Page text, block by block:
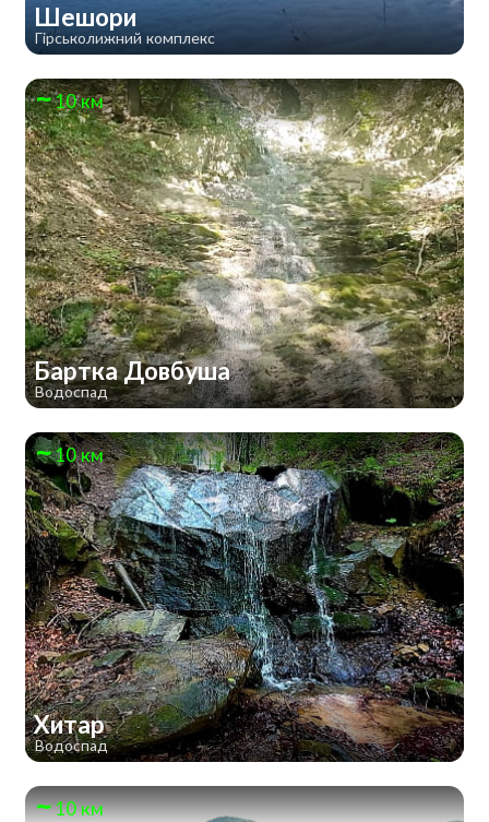
Шешори
Гірськолижний комплекс
10 км
Бартка Довбуша
Водоспад
10 км
Хитар
Водоспад
10 км